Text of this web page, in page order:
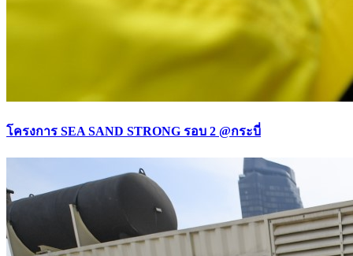
โครงการ SEA SAND STRONG รอบ 2 @กระบี่